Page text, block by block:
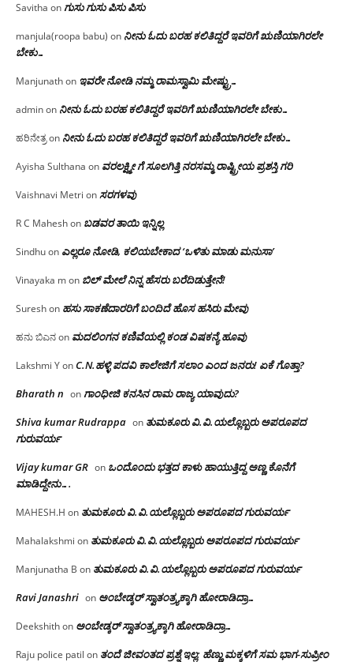
Savitha onಗುಸು ಗುಸು ಪಿಸು ಪಿಸು
manjula(roopa babu) on ನೀನು ಓದು ಬರಹ ಕಲಿತಿದ್ದರೆ ಇವರಿಗೆ ಋಣಿಯಾಗಿರಲೇ
ಬೇಕು…
Manjunathon ಇವರೇ‌ ನೋಡಿ‌ ನಮ್ಮ‌ ರಾಮಸ್ವಾಮಿ ಮೇಷ್ಟ್ರು…
adminon ನೀನು ಓದು ಬರಹ ಕಲಿತಿದ್ದರೆ ಇವರಿಗೆ ಋಣಿಯಾಗಿರಲೇ ಬೇಕು…
ಹರಿನೇತ್ರon ನೀನು ಓದು ಬರಹ ಕಲಿತಿದ್ದರೆ ಇವರಿಗೆ ಋಣಿಯಾಗಿರಲೇ ಬೇಕು…
Ayisha Sulthana on ವರಲಕ್ಷ್ಮೀ ಗೆ ಸೂಲಗಿತ್ತಿ ನರಸಮ್ಮ‌ ರಾಷ್ಟ್ರೀಯ ಪ್ರಶಸ್ತಿ ಗರಿ
Vaishnavi Metri onಸರಗಳವು
R C Maheshon ಬಡವರ ತಾಯಿ ಇನ್ನಿಲ್ಲ
Sindhuon ಎಲ್ಲರೂ ನೋಡಿ, ಕಲಿಯಬೇಕಾದ ‘ಒಳಿತು ಮಾಡು ಮನುಸಾ’
Vinayaka mon ಬಿಲ್ ಮೇಲೆ ನಿನ್ನ ಹೆಸರು ಬರೆದಿಡುತ್ತೇನೆ!
Sureshon ಹಸು ಸಾಕಣೆದಾರರಿಗೆ ಬಂದಿದೆ ಹೊಸ ಹಸಿರು ಮೇವು
ಹನು ಬಿಎನon ಮದಲಿಂಗನ ಕಣಿವೆಯಲ್ಲಿ ಕಂಡ ವಿಷಕನ್ಯೆ ಹೂವು
Lakshmi YonC.N.ಹಳ್ಳಿ ಪದವಿ ಕಾಲೇಜಿಗೆ ಸಲಾಂ‌ ಎಂದ ಜನರು! ಏಕೆ ಗೊತ್ತಾ?
Bharath n onಗಾಂಧೀಜಿ ಕನಸಿನ ರಾಮ ರಾಜ್ಯ ಯಾವುದು?
Shiva kumar Rudrappa on ತುಮಕೂರು‌ ವಿ.ವಿ.ಯಲ್ಲೊಬ್ಬರು ಅಪರೂಪದ
ಗುರುವರ್ಯ
Vijay kumar GR on ಒಂದೊಂದು ಭತ್ತದ ಕಾಳು ಹಾಯುತ್ತಿದ್ದ ಅಣ್ಣ ಕೊನೆಗೆ
ಮಾಡಿದ್ದೇನು….
MAHESH.H on ತುಮಕೂರು‌ ವಿ.ವಿ.ಯಲ್ಲೊಬ್ಬರು ಅಪರೂಪದ ಗುರುವರ್ಯ
Mahalakshmi on ತುಮಕೂರು‌ ವಿ.ವಿ.ಯಲ್ಲೊಬ್ಬರು ಅಪರೂಪದ ಗುರುವರ್ಯ
Manjunatha B on ತುಮಕೂರು‌ ವಿ.ವಿ.ಯಲ್ಲೊಬ್ಬರು ಅಪರೂಪದ ಗುರುವರ್ಯ
Ravi Janashri on ಅಂಬೇಡ್ಕರ್ ಸ್ವಾತಂತ್ರ್ಯಕ್ಕಾಗಿ ಹೋರಾಡಿದ್ರಾ…
Deekshithon ಅಂಬೇಡ್ಕರ್ ಸ್ವಾತಂತ್ರ್ಯಕ್ಕಾಗಿ ಹೋರಾಡಿದ್ರಾ…
Raju police patil on ತಂದೆ ಜೀವಂತದ ಪ್ರಶ್ನೆ ಇಲ್ಲ: ಹೆಣ್ಣು ಮಕ್ಕಳಿಗೆ ಸಮ ಭಾಗ-ಸುಪ್ರೀಂ